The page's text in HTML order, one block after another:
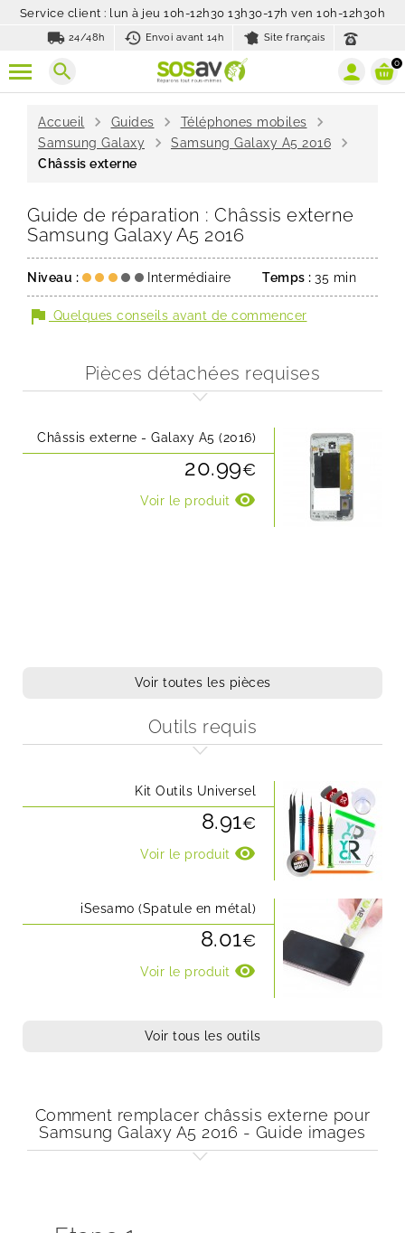
Service client : lun à jeu 10h-12h30 13h30-17h ven 10h-12h30h
local_shipping 24/48h history_toggle_off
Envoi avant 14h Site français
search 0
Accueil chevron_right Guides chevron_right Téléphones mobiles chevron_right
Samsung Galaxy chevron_right Samsung Galaxy A5 2016 chevron_right
Châssis externe
Guide de réparation : Châssis externe
Samsung Galaxy A5 2016
Niveau : Intermédiaire Temps : 35 min
flag Quelques conseils avant de commencer
Pièces détachées requises
Châssis externe - Galaxy A5 (2016)
20.99€
Voir le produit visibility
Voir toutes les pièces
Outils requis
Kit Outils Universel
8.91€
Voir le produit visibility
iSesamo (Spatule en métal)
8.01€
Voir le produit visibility
Voir tous les outils
Comment remplacer châssis externe pour
Samsung Galaxy A5 2016 - Guide images